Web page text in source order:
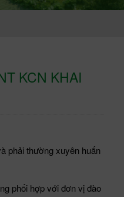
KCN KHAI
phải thường xuyên huấn
phối hợp với đơn vị đào